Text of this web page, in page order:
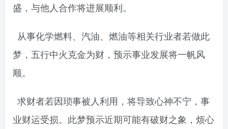
盛，与他人合作将进展顺利。
从事化学燃料、汽油、燃油等相关行业者若做此
梦，五行中火克金为财，预示事业发展将一帆风
顺。
求财者若因琐事被人利用，将导致心神不宁，事
业财运受损。此梦预示近期可能有破财之象，烦心